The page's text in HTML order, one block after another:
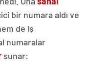
bir numara aldı ve
de iş
numaralar
sunar: